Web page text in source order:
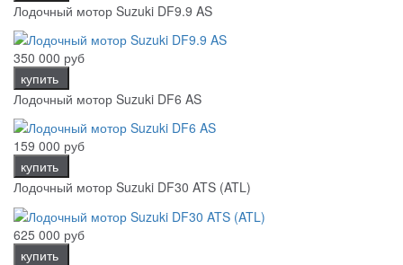
Лодочный мотор Suzuki DF9.9 AS
350 000 руб
купить
Лодочный мотор Suzuki DF6 AS
159 000 руб
купить
Лодочный мотор Suzuki DF30 ATS (ATL)
625 000 руб
купить